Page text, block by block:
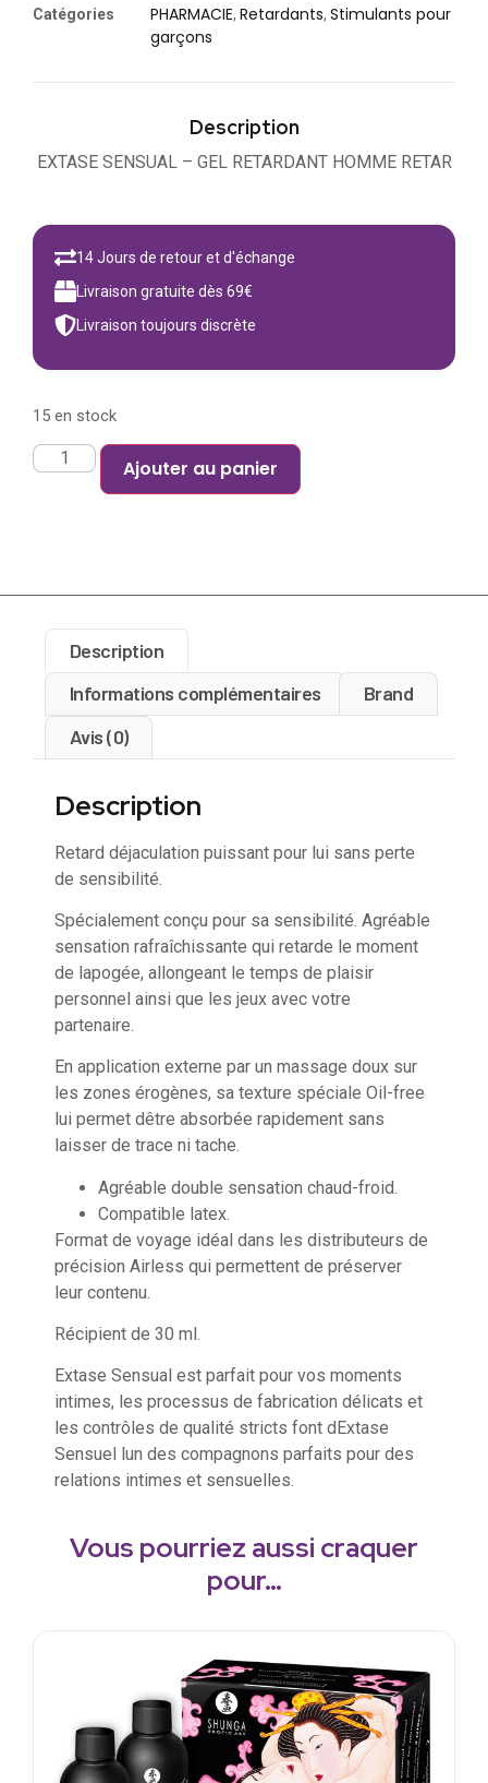
Catégories
PHARMACIE, Retardants, Stimulants pour
garçons
Description
EXTASE SENSUAL – GEL RETARDANT HOMME RETAR
14 Jours de retour et d'échange
Livraison gratuite dès 69€
Livraison toujours discrète
15 en stock
Ajouter au panier
Description
Informations complémentaires
Brand
Avis (0)
Description
Retard déjaculation puissant pour lui sans perte
de sensibilité.
Spécialement conçu pour sa sensibilité. Agréable
sensation rafraîchissante qui retarde le moment
de lapogée, allongeant le temps de plaisir
personnel ainsi que les jeux avec votre
partenaire.
En application externe par un massage doux sur
les zones érogènes, sa texture spéciale Oil-free
lui permet dêtre absorbée rapidement sans
laisser de trace ni tache.
Agréable double sensation chaud-froid.
Compatible latex.
Format de voyage idéal dans les distributeurs de
précision Airless qui permettent de préserver
leur contenu.
Récipient de 30 ml.
Extase Sensual est parfait pour vos moments
intimes, les processus de fabrication délicats et
les contrôles de qualité stricts font dExtase
Sensuel lun des compagnons parfaits pour des
relations intimes et sensuelles.
Vous pourriez aussi craquer
pour…